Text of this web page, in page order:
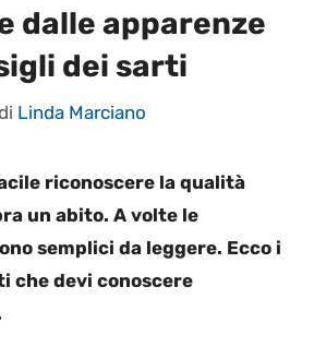
dalle apparenze
dei sarti
Linda Marciano
riconoscere la qualità
un abito. A volte le
semplici da leggere. Ecco i
che devi conoscere